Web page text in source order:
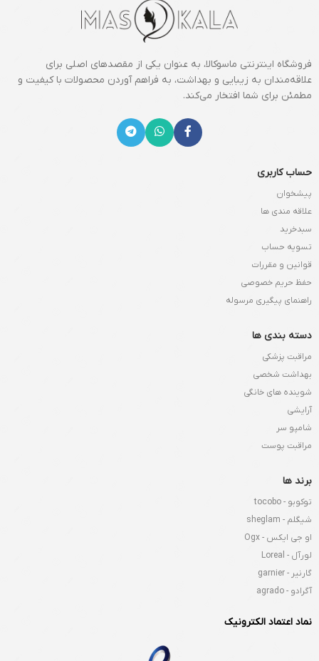
فروشگاه اینترنتی ماسوکالا، به عنوان یکی از مقصدهای اصلی برای
علاقه‌مندان به زیبایی و بهداشت، به فراهم آوردن محصولات با کیفیت و
مطمئن برای شما افتخار می‌کند.
حساب کاربری
پیشخوان
علاقه مندی ها
سبدخرید
تسویه حساب
قوانین و مقررات
حفظ حریم خصوصی
راهنمای پیگیری مرسوله
دسته بندی ها
مراقبت پزشکی
بهداشت شخصی
شوینده های خانگی
آرایشی
شامپو سر
مراقبت پوست
برند ها
توکوبو - tocobo
شیگلم - sheglam
او جی ایکس - Ogx
لورآل - Loreal
گارنیر - garnier
آگرادو - agrado
نماد اعتماد الکترونیک